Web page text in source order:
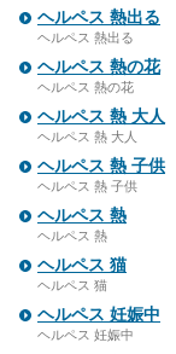
ヘルペス 熱出る
ヘルペス 熱出る
ヘルペス 熱の花
ヘルペス 熱の花
ヘルペス 熱 大人
ヘルペス 熱 大人
ヘルペス 熱 子供
ヘルペス 熱 子供
ヘルペス 熱
ヘルペス 熱
ヘルペス 猫
ヘルペス 猫
ヘルペス 妊娠中
ヘルペス 妊娠中